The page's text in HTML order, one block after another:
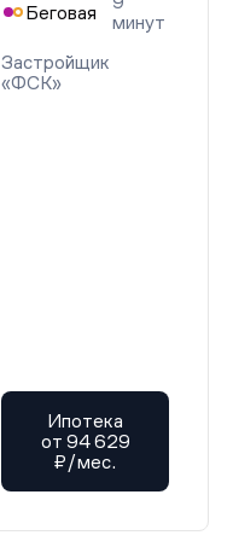
Беговая
минут
Застройщик
«ФСК»
Ипотека
от 94 629
₽/мес.